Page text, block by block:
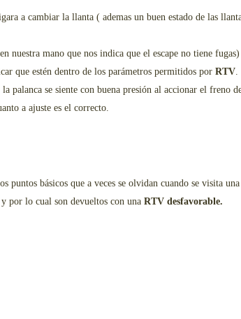
a cambiar la llanta ( ademas un buen estado de las
mano que nos indica que el escape no tiene fugas)
que estén dentro de los parámetros permitidos por RTV.
palanca se siente con buena presión al accionar el freno
a ajuste es el correcto.
puntos básicos que a veces se olvidan cuando se visita una
por lo cual son devueltos con una RTV desfavorable.